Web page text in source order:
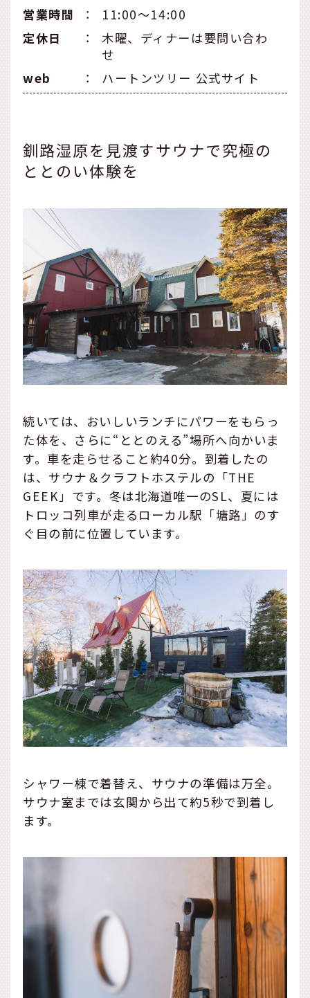
営業時間
：
11:00～14:00
定休日
：
木曜、ディナーは要問い合わ
せ
web
： ハートンツリー 公式サイト
釧路湿原を見渡すサウナで究極の
ととのい体験を
続いては、おいしいランチにパワーをもらっ
た体を、さらに“ととのえる”場所へ向かいま
す。車を走らせること約40分。到着したの
は、サウナ＆クラフトホステルの「THE
GEEK」です。冬は北海道唯一のSL、夏には
トロッコ列車が走るローカル駅「塘路」のす
ぐ目の前に位置しています。
シャワー棟で着替え、サウナの準備は万全。
サウナ室までは玄関から出て約5秒で到着し
ます。